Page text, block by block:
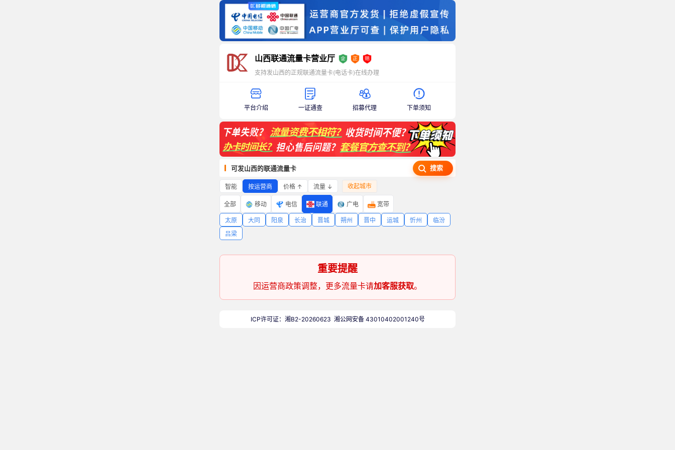
山西联通流量卡营业厅
支持发山西的正规联通流量卡(电话卡)在线办理
平台介绍 一证通查 招募代理 下单须知
可发山西的联通流量卡 搜索
智能 按运营商 价格 ↑ 流量 ↓ 收起城市
全部 移动 电信 联通 广电 宽带
太原 大同 阳泉 长治 晋城 朔州 晋中 运城 忻州
临汾
吕梁
重要提醒
因运营商政策调整，更多流量卡请加客服获取。
ICP许可证：湘B2-20260623 湘公网安备 43010402001240号